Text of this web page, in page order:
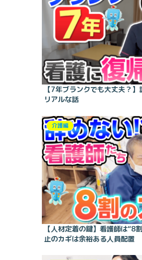
【7年ブランクでも大丈夫？
リアルな話
介護編
【人材定着の鍵】看護師は“8
止のカギは余裕ある人員配置